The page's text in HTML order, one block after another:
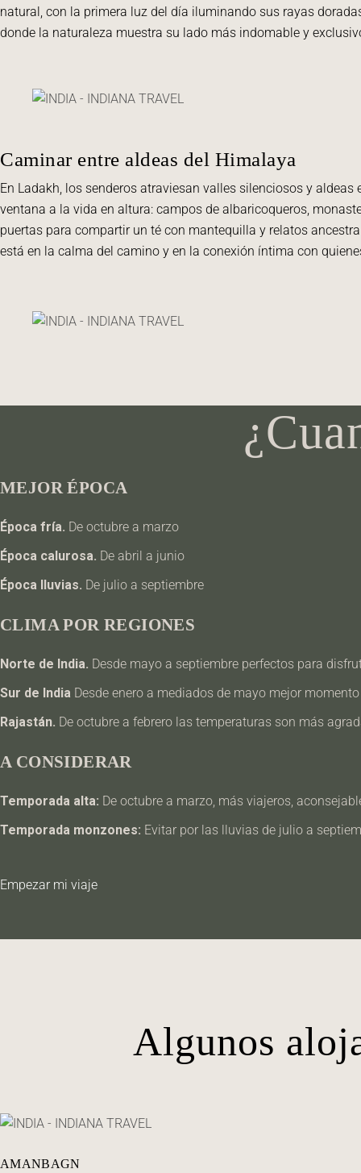
natural, con la primera luz del día iluminando sus rayas
donde la naturaleza muestra su lado más indomable y
Caminar entre aldeas del Himalaya
En Ladakh, los senderos atraviesan valles silenciosos y
ventana a la vida en altura: campos de albaricoqueros,
puertas para compartir un té con mantequilla y relatos
está en la calma del camino y en la conexión íntima con
MEJOR ÉPOCA
Época fría. De octubre a marzo
Época calurosa. De abril a junio
Época lluvias. De julio a septiembre
CLIMA POR REGIONES
Norte de India. Desde mayo a septiembre perfectos para
Sur de India Desde enero a mediados de mayo mejor
Rajastán. De octubre a febrero las temperaturas son más
A CONSIDERAR
Temporada alta: De octubre a marzo, más viajeros,
Temporada monzones: Evitar por las lluvias de julio a
Empezar mi viaje
Algunos
AMANBAGN